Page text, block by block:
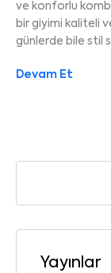
ve konforlu
bir giyimi kaliteli
günlerde bile stil
Devam Et
Yayınlar